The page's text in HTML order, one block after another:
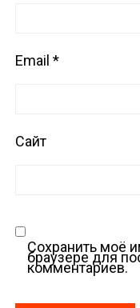
Email*
Сайт
Сохранить моё
браузере для
комментариев.